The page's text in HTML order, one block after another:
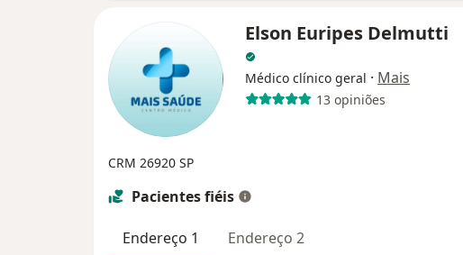
Elson Euripes Delmutti
Médico clínico geral · Mais
13 opiniões
CRM 26920 SP
Pacientes fiéis
Endereço 1 Endereço 2